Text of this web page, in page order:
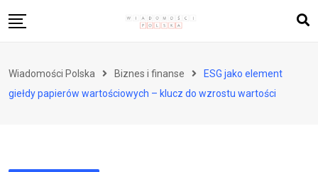
to
Zdrowie i styl życia
Wiadomości Polska Biznes i finanse
ESG jako element
giełdy papierów wartościowych – klucz do wzrostu wartości